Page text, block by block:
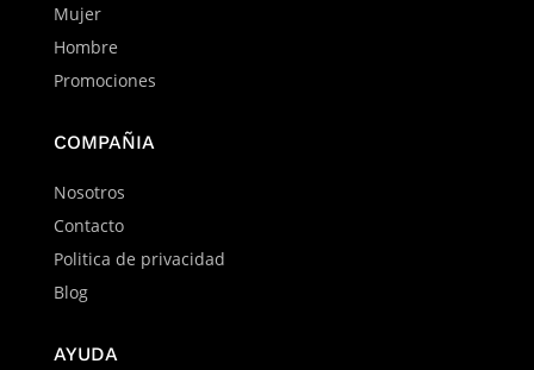
Mujer
Hombre
Promociones
COMPAÑIA
Nosotros
Contacto
Politica de privacidad
Blog
AYUDA